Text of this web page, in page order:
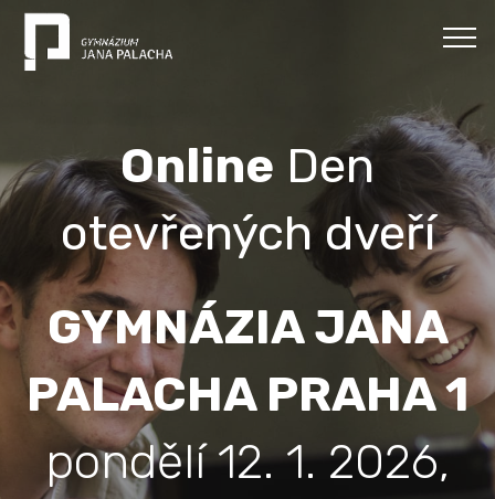
Online Den
otevřených dveří
GYMNÁZIA JANA
PALACHA PRAHA 1
pondělí 12. 1. 2026,